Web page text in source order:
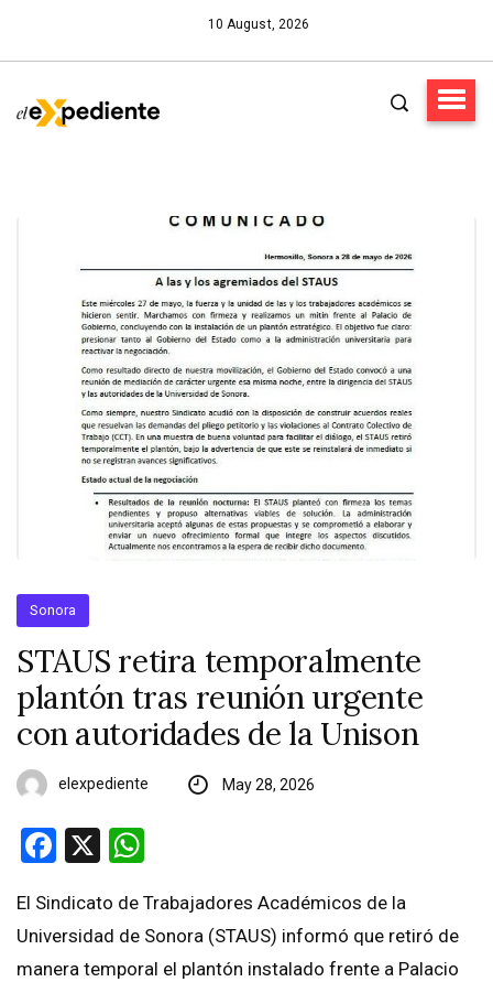
10 August, 2026
Sonora
STAUS retira temporalmente
plantón tras reunión urgente
con autoridades de la Unison
elexpediente May 28, 2026
Facebook
X
El Sindicato de Trabajadores Académicos de la
Universidad de Sonora (STAUS) informó que retiró de
manera temporal el plantón instalado frente a Palacio